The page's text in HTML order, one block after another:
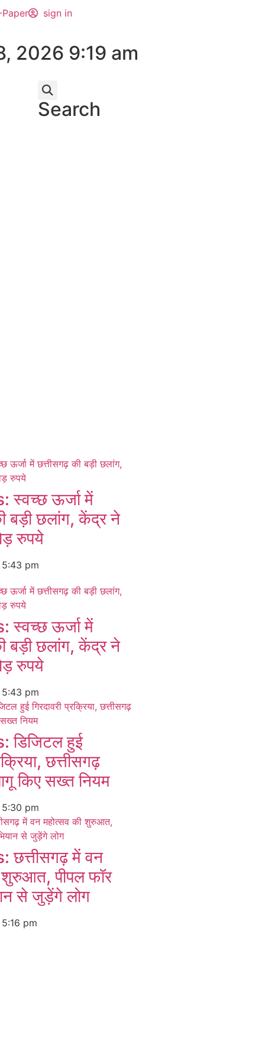
Paper sign in
2026 9:19 am
Search
स्वच्छ ऊर्जा में
बड़ी छलांग, केंद्र ने
रुपये
5:43 pm
स्वच्छ ऊर्जा में
बड़ी छलांग, केंद्र ने
रुपये
5:43 pm
डिजिटल हुई
छत्तीसगढ़
किए सख्त नियम
5:30 pm
छत्तीसगढ़ में वन
शुरुआत, पीपल फॉर
से जुड़ेंगे लोग
5:16 pm